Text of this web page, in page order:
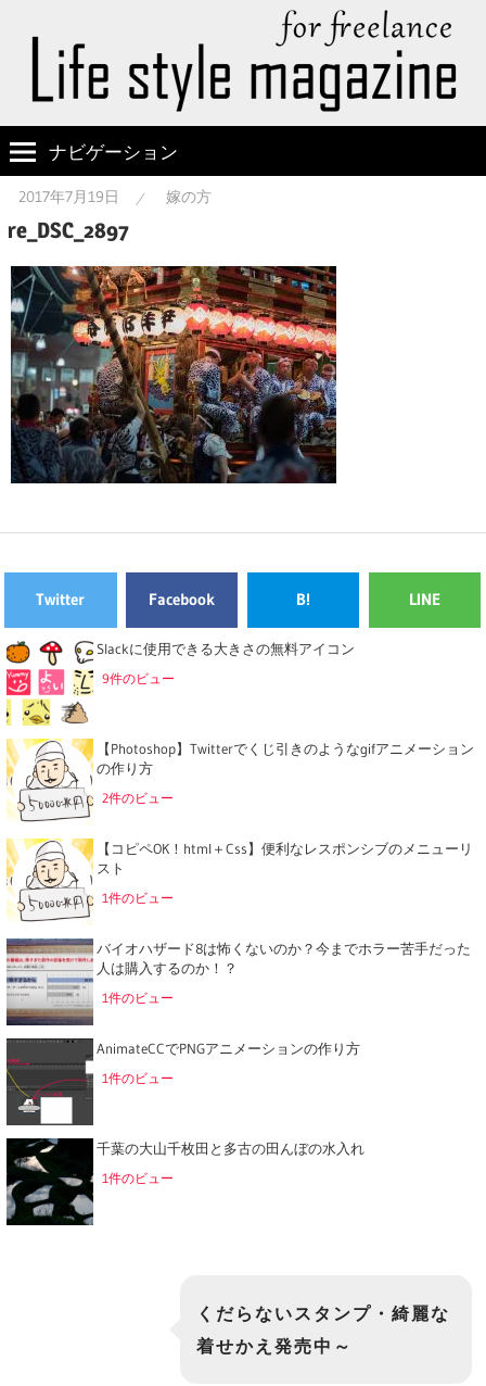
ナビゲーション
2017年7月19日 嫁の方
re_DSC_2897
Twitter Facebook B! LINE
Slackに使用できる大きさの無料アイコン
9件のビュー
【Photoshop】Twitterでくじ引きのようなgifアニメーション
の作り方
2件のビュー
【コピペOK！html＋Css】便利なレスポンシブのメニューリ
スト
1件のビュー
バイオハザード8は怖くないのか？今までホラー苦手だった
人は購入するのか！？
1件のビュー
AnimateCCでPNGアニメーションの作り方
1件のビュー
千葉の大山千枚田と多古の田んぼの水入れ
1件のビュー
くだらないスタンプ・綺麗な
着せかえ発売中～